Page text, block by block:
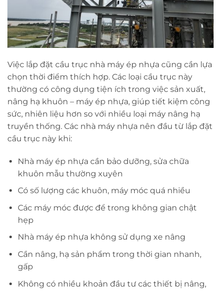
Việc lắp đặt cầu trục nhà máy ép nhựa cũng cần lựa
chọn thời điểm thích hợp. Các loại cầu trục này
thường có công dụng tiện ích trong việc sản xuất,
nâng hạ khuôn – máy ép nhựa, giúp tiết kiệm công
sức, nhiên liệu hơn so với nhiều loại máy nâng hạ
truyền thống. Các nhà máy nhựa nên đầu từ lắp đặt
cầu trục này khi:
Nhà máy ép nhựa cần bảo dưỡng, sửa chữa
khuôn mẫu thường xuyên
Có số lượng các khuôn, máy móc quá nhiều
Các máy móc được để trong không gian chật
hẹp
Nhà máy ép nhựa không sử dụng xe nâng
Cần nâng, hạ sản phẩm trong thời gian nhanh,
gấp
Không có nhiều khoản đầu tư các thiết bị nâng,